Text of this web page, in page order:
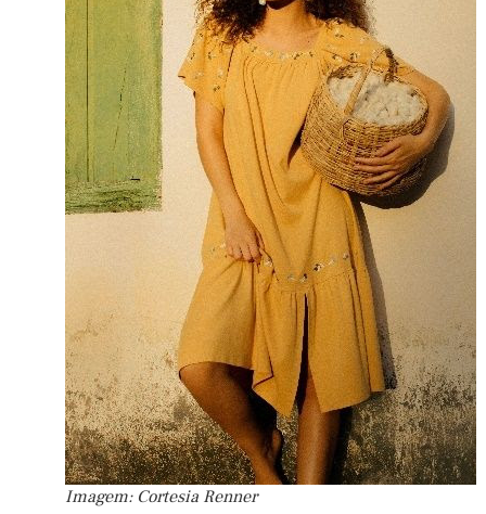
Imagem: Cortesia Renner